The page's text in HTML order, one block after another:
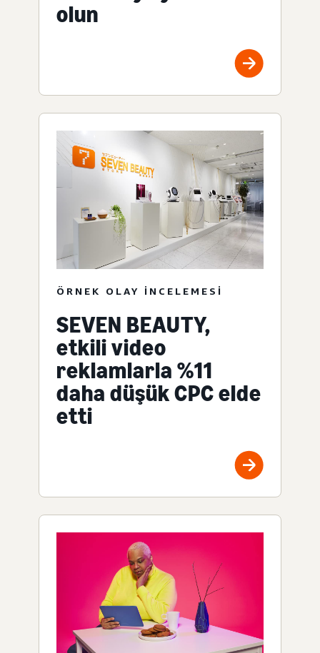
olun
ÖRNEK OLAY INCELEMESI
SEVEN BEAUTY,
etkili video
reklamlarla %11
daha düşük CPC elde
etti